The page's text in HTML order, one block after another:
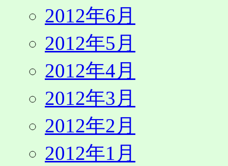
2012年6月
2012年5月
2012年4月
2012年3月
2012年2月
2012年1月